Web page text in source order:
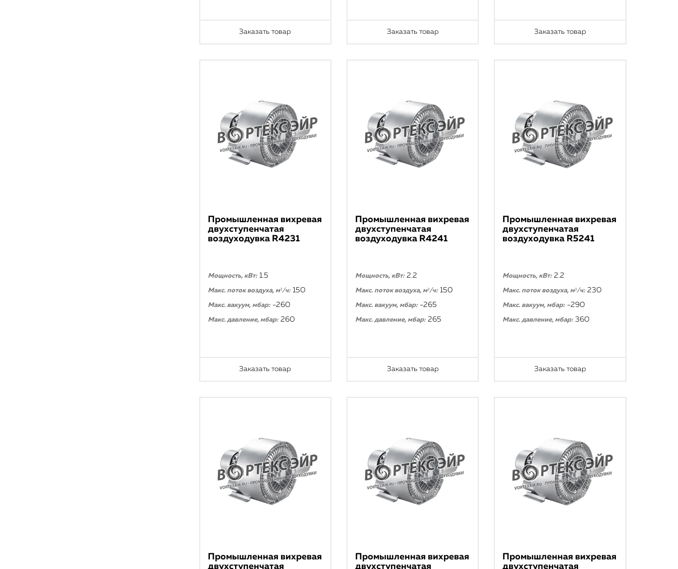
Заказать товар Заказать товар Заказать товар
Промышленная вихревая
двухступенчатая
воздуходувка R4231
Мощность, кВт:1.5
Макс. поток воздуха, м³/ч:150
Макс. вакуум, мбар:-260
Макс. давление, мбар:260
Заказать товар
Промышленная вихревая
двухступенчатая
воздуходувка R4241
Мощность, кВт:2.2
Макс. поток воздуха, м³/ч:150
Макс. вакуум, мбар:-265
Макс. давление, мбар:265
Заказать товар
Промышленная вихревая
двухступенчатая
воздуходувка R5241
Мощность, кВт: 2.2
Макс. поток воздуха, м³/ч: 230
Макс. вакуум, мбар: -290
Макс. давление, мбар: 360
Заказать товар
Промышленная вихревая
двухступенчатая
Промышленная вихревая
двухступенчатая
Промышленная вихревая
двухступенчатая